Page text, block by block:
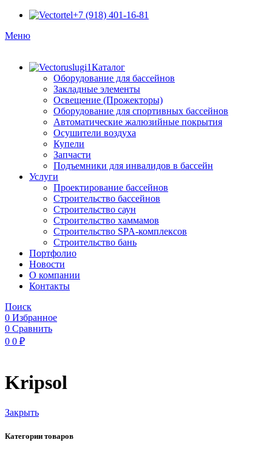
+7 (918) 401-16-81
Меню
Каталог
Оборудование для бассейнов
Закладные элементы
Освещение (Прожекторы)
Оборудование для спортивных бассейнов
Автоматические жалюзийные покрытия
Осушители воздуха
Купели
Запчасти
Подъемники для инвалидов в бассейн
Услуги
Проектирование бассейнов
Строительство бассейнов
Строительство саун
Строительство хаммамов
Строительство SPA-комплексов
Строительство бань
Портфолио
Новости
O компании
Контакты
Поиск
0 Избранное
0 Сравнить
0 0 ₽
Kripsol
Закрыть
Категории товаров